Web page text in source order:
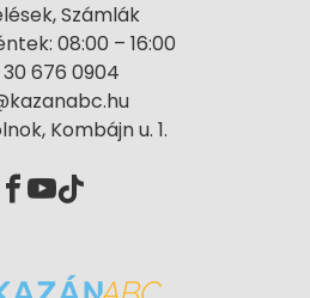
Számlák
08:00 – 16:00
30 676 0904
Kombájn u. 1.